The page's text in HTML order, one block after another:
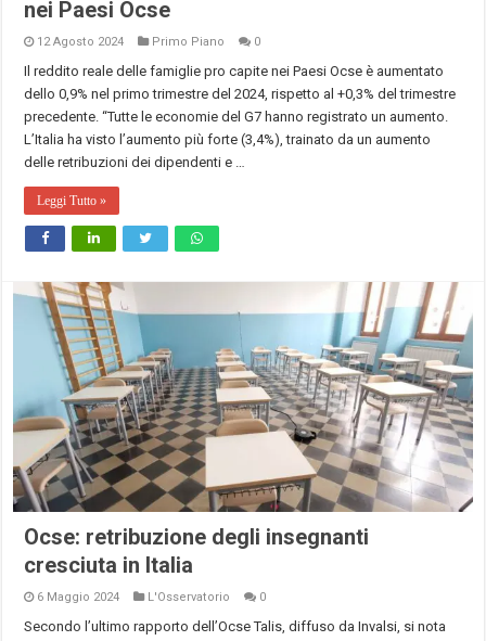
nei Paesi Ocse
12 Agosto 2024 Primo Piano 0
Il reddito reale delle famiglie pro capite nei Paesi Ocse è aumentato
dello 0,9% nel primo trimestre del 2024, rispetto al +0,3% del trimestre
precedente. “Tutte le economie del G7 hanno registrato un aumento.
L’Italia ha visto l’aumento più forte (3,4%), trainato da un aumento
delle retribuzioni dei dipendenti e …
Leggi Tutto »
Ocse: retribuzione degli insegnanti
cresciuta in Italia
6 Maggio 2024 L'Osservatorio 0
Secondo l’ultimo rapporto dell’Ocse Talis, diffuso da Invalsi, si nota